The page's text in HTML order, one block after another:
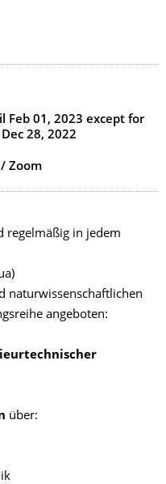
Feb 01, 2023 except for
28, 2022
Zoom
regelmäßig in jedem
naturwissenschaftlichen
angeboten:
über: